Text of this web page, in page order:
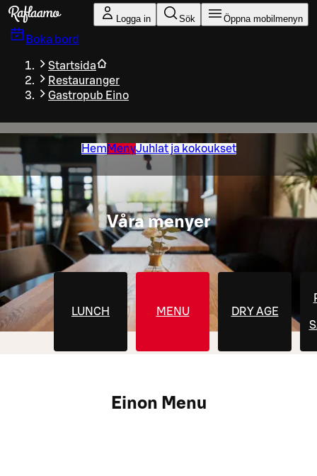
Gå till huvudinnehållet
Logga in Sök Öppna mobilmenyn
Boka bord
Startsida
Restauranger
Gastropub Eino
Hem MenyJuhlat ja kokoukset
Våra menyer
LUNCH MENU DRY AGE
Einon Menu